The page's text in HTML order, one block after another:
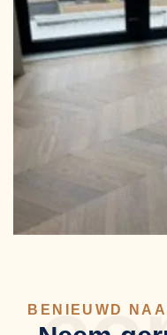
BENIEUWD